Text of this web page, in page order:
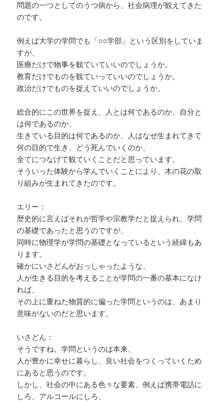
問題の一つとしてのうつ病から、社会病理が観えてきた
のです。
例えば大学の学問でも「○○学部」という区別をしていま
すが、
医療だけで物事を観ていていいのでしょうか。
教育だけでものを観ていっていいのでしょうか。
政治だけでものを捉えていいのでしょうか。
総合的にこの世界を捉え、人とは何であるのか、自分と
は何であるのか、
生きている目的は何であるのか、人はなぜ生まれてきて
何の目的で生き、どう死んでいくのか、
全てにつなげて観ていくことだと思っています。
そういった体験から学んでいくことにより、木の花の取
り組みが生まれてきたのです。
エリー：
歴史的に言えばそれが哲学や宗教学だと捉えられ、学問
の基礎であったと思うのですが、
同時に物理学が学問の基礎となっているという経緯もあ
ります。
確かにいさどんがおっしゃったような、
人が生きる目的を考えることが学問の一番の基本になけ
れば、
その上に重ねた物質的に偏った学問というのは、あまり
意味がないのだと思います。
いさどん：
そうですね。学問というのは本来、
人が豊かに幸せに暮らし、良い社会をつくっていくため
にあると思うのです。
しかし、社会の中にある色々な要素、例えば携帯電話に
しろ、アルコールにしろ、